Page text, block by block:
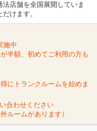
店舗を全国展開していま
けます。
施中
半額、初めてご利用の方も
にトランクルームを始めま
合わせください
ルームがあります）